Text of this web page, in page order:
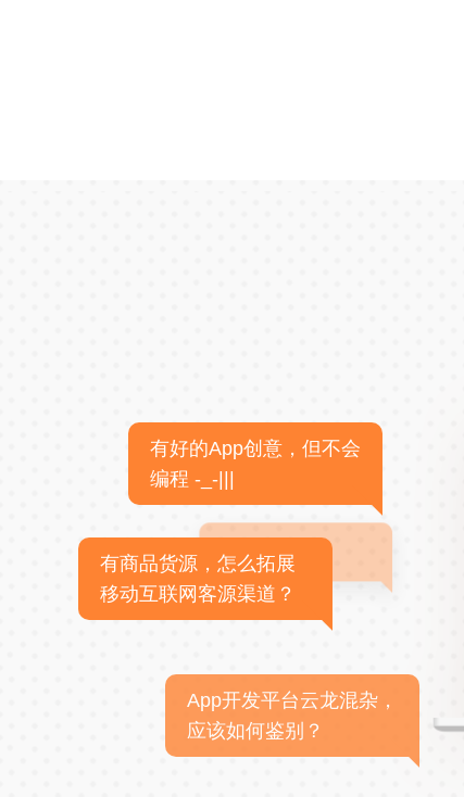
有好的App创意，但不会
编程 -_-|||
有商品货源，怎么拓展
移动互联网客源渠道？
App开发平台云龙混杂，
应该如何鉴别？